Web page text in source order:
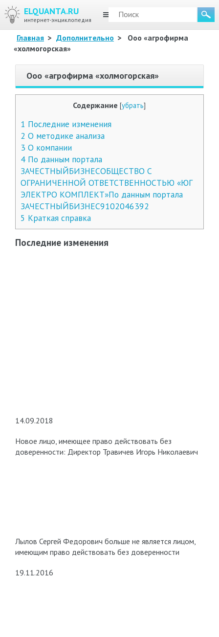
ELQUANTA.RU
интернет-энциклопедия
МЕНЮ
Главная > Дополнительно >
Ооо «агрофирма
«холмогорская»
Ооо «агрофирма «холмогорская»
Содержание [убрать]
1 Последние изменения
2 О методике анализа
3 О компании
4По данным портала
ЗАЧЕСТНЫЙБИЗНЕСОБЩЕСТВО С
ОГРАНИЧЕННОЙ ОТВЕТСТВЕННОСТЬЮ «ЮГ
ЭЛЕКТРО КОМПЛЕКТ»По данным портала
ЗАЧЕСТНЫЙБИЗНЕС9102046392
5 Краткая справка
Последние изменения
14.09.2018
Новое лицо, имеющее право действовать без
доверенности: Директор Травичев Игорь Николаевич
Лылов Сергей Федорович больше не является лицом,
имеющим право действовать без доверенности
19.11.2016